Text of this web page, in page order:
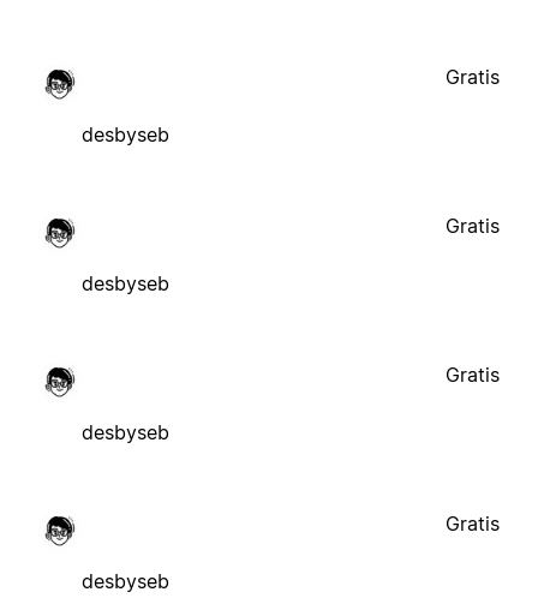
desbyseb
Gratis
desbyseb
Gratis
desbyseb
Gratis
desbyseb
Gratis